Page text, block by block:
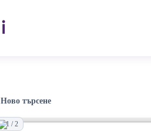
Ново търсене
1 / 2